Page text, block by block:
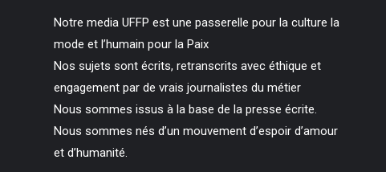
Notre media UFFP est une passerelle pour la culture la
mode et l’humain pour la Paix
Nos sujets sont écrits, retranscrits avec éthique et
engagement par de vrais journalistes du métier
Nous sommes issus à la base de la presse écrite.
Nous sommes nés d’un mouvement d’espoir d’amour
et d’humanité.